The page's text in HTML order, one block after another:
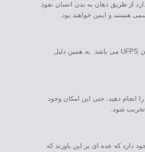
از طریق دهان به بدن انسان نفوذ
رومیزی در هنگام ساخت مواد ABS و PLA می توانند مواد سمی را از خود ساطع کنند که نام آن UFPS می باشد. به همین دلیل
انجام دهید. حتی این امکان وجود
دارد که عده ای بر این باورند که